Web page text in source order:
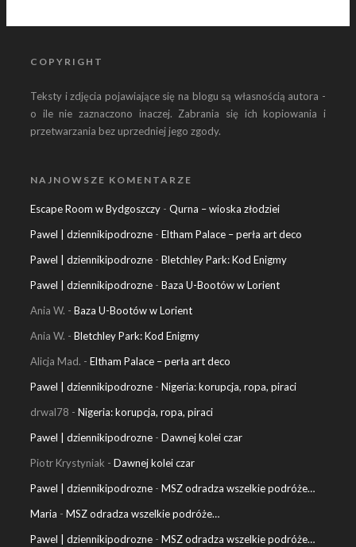
COPYRIGHT
Teksty i zdjęcia pojawiające się na blogu są własnością autora -
o ile nie zaznaczono inaczej. Zabrania się ich kopiowania i
przetwarzania bez uprzedniej jego zgody.
NAJNOWSZE KOMENTARZE
Escape Room w Bydgoszczy - Qurna – wioska złodziei
Pawel | dziennikipodrozne - Eltham Palace – perła art deco
Pawel | dziennikipodrozne - Bletchley Park: Kod Enigmy
Pawel | dziennikipodrozne - Baza U-Bootów w Lorient
Ania W. - Baza U-Bootów w Lorient
Ania W. - Bletchley Park: Kod Enigmy
Alicja Mad. - Eltham Palace – perła art deco
Pawel | dziennikipodrozne - Nigeria: korupcja, ropa, piraci
drwal78 - Nigeria: korupcja, ropa, piraci
Pawel | dziennikipodrozne - Dawnej kolei czar
Piotr Krystyniak - Dawnej kolei czar
Pawel | dziennikipodrozne - MSZ odradza wszelkie podróże…
Maria - MSZ odradza wszelkie podróże…
Pawel | dziennikipodrozne - MSZ odradza wszelkie podróże…